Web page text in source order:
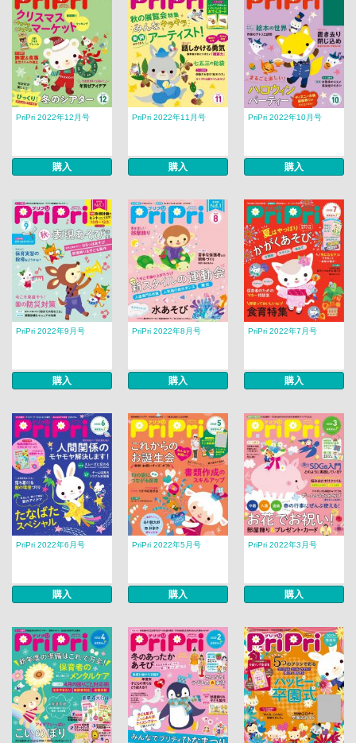
PriPri 2022年12月号
購入
PriPri 2022年11月号
購入
PriPri 2022年10月号
購入
PriPri 2022年9月号
購入
PriPri 2022年8月号
購入
PriPri 2022年7月号
購入
PriPri 2022年6月号
購入
PriPri 2022年5月号
購入
PriPri 2022年3月号
購入